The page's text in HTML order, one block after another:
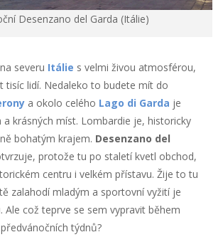
Desenzano del Garda (Itálie)
severu Itálie s velmi živou atmosférou,
tisíc lidí. Nedaleko to budete mít do
a okolo celého Lago di Garda je
a krásných míst. Lombardie je, historicky
bohatým krajem. Desenzano del
protože tu po staletí kvetl obchod,
centru i velkém přístavu. Žije to tu
zalahodí mladým a sportovní vyžití je
Ale což teprve se sem vypravit během
týdnů?